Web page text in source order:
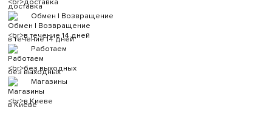
доставка
Обмен | Возвращение
в течение 14 дней
Работаем
без выходных
Магазины
в Киеве